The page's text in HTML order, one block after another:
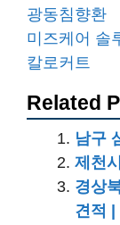
광동침향환
미즈케어 솔
칼로커트
Related
남구
제천
경상
견적 |